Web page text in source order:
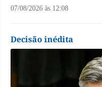
07/08/2026 às 12:08
Decisão inédita